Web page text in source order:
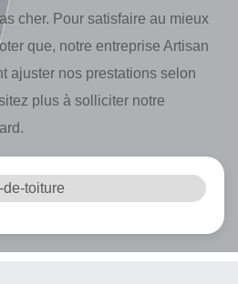
cher. Pour satisfaire au mieux
que, notre entreprise Artisan
ajuster nos prestations selon
plus à solliciter notre